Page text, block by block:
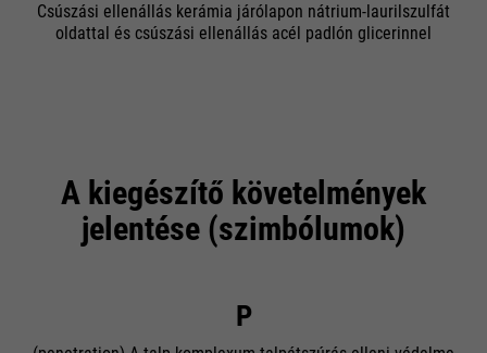
Csúszási ellenállás kerámia járólapon nátrium-laurilszulfát
oldattal és csúszási ellenállás acél padlón glicerinnel
A kiegészítő követelmények
jelentése (szimbólumok)
P